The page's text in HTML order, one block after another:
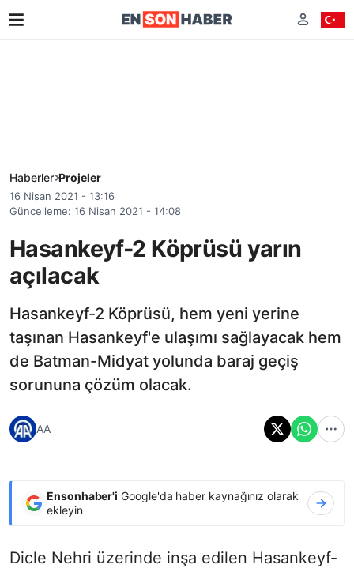
Haberler Projeler
16 Nisan 2021 - 13:16
Güncelleme: 16 Nisan 2021 - 14:08
Hasankeyf-2 Köprüsü yarın
açılacak
Hasankeyf-2 Köprüsü, hem yeni yerine
taşınan Hasankeyf'e ulaşımı sağlayacak hem
de Batman-Midyat yolunda baraj geçiş
sorununa çözüm olacak.
AA
Ensonhaber'i Google'da haber kaynağınız olarak
ekleyin
Dicle Nehri üzerinde inşa edilen Hasankeyf-